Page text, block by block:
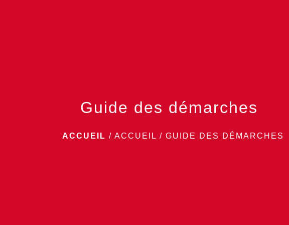
Guide des démarches
ACCUEIL / ACCUEIL / GUIDE DES DÉMARCHES